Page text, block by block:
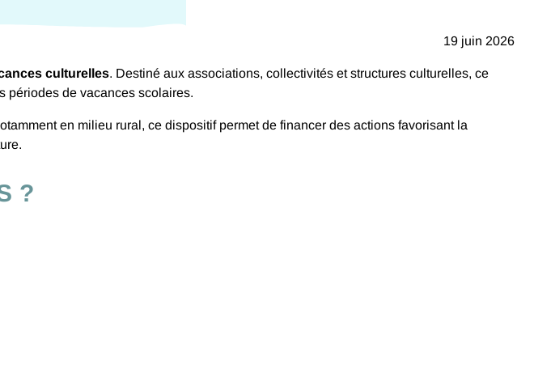
19 juin 2026
culturelles. Destiné aux associations, collectivités et structures culturelles, ce
périodes de vacances scolaires.
en milieu rural, ce dispositif permet de financer des actions favorisant la
?